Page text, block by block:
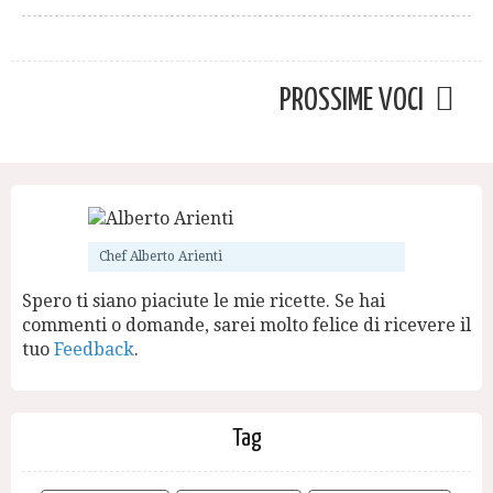
PROSSIME VOCI
Chef Alberto Arienti
Spero ti siano piaciute le mie ricette. Se hai
commenti o domande, sarei molto felice di ricevere il
tuo Feedback.
Tag